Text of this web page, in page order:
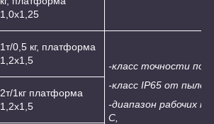
1,0х1,25
1т/0,5 кг, платформа
1,2х1,5
-класс точности по
-класс IP65 от пыле-
-диапазон рабочих
С,
2т/1кг платформа
1,2х1,5